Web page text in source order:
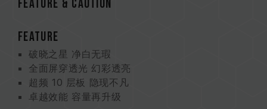
Feature & CAUTION
FEATURE
破晓之星 净白无瑕
全面屏穿透光 幻彩透亮
超频 10 层板 隐现不凡
卓越效能 容量再升级